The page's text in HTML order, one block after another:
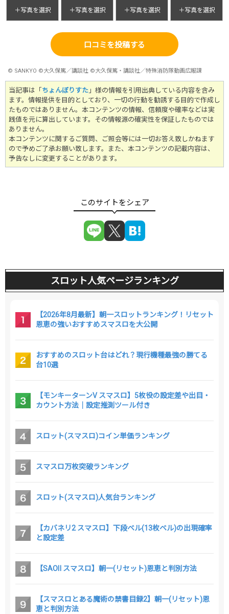
＋写真を選択 ＋写真を選択 ＋写真を選択 ＋写真を選択
口コミを投稿する
© SANKYO ©大久保篤／講談社 ©大久保篤・講談社／特殊消防隊動画広報課
当記事は「ちょんぼりすた 」様の情報を引用出典している内容を含み
ます。情報提供を目的としており、一切の行動を勧誘する目的で作成し
たものではありません。 本コンテンツの情報、信頼度や確率などは実
践値を元に算出しています。その情報源の確実性を保証したものでは
ありません。
本コンテンツに関するご質問、ご照会等には一切お答え致しかねます
ので予めご了承お願い致します。また、本コンテンツの記載内容は、
予告なしに変更することがあります。
スロット人気ページランキング
【2026年8月最新】朝一スロットランキング！リセット
恩恵の強いおすすめスマスロを大公開
おすすめのスロット台はどれ？現行機種最強の勝てる
台10選
【モンキーターンV スマスロ】5枚役の設定差や出目・
カウント方法｜設定推測ツール付き
スロット(スマスロ)コイン単価ランキング
スマスロ万枚突破ランキング
スロット(スマスロ)人気台ランキング
【カバネリ2 スマスロ】下段ベル(13枚ベル)の出現確率
と設定差
【SAOⅡ スマスロ】朝一(リセット)恩恵と判別方法
【スマスロとある魔術の禁書目録2】朝一(リセット)恩
恵と判別方法